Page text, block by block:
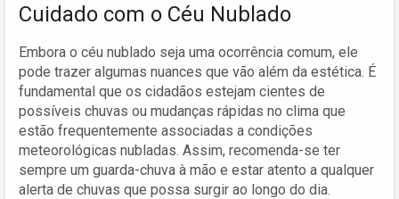
Cuidado com o Céu Nublado
Embora o céu nublado seja uma ocorrência comum, ele
pode trazer algumas nuances que vão além da estética. É
fundamental que os cidadãos estejam cientes de
possíveis chuvas ou mudanças rápidas no clima que
estão frequentemente associadas a condições
meteorológicas nubladas. Assim, recomenda-se ter
sempre um guarda-chuva à mão e estar atento a qualquer
alerta de chuvas que possa surgir ao longo do dia.